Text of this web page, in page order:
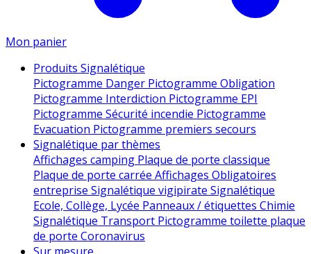
Mon panier
Produits Signalétique
Pictogramme Danger Pictogramme Obligation
Pictogramme Interdiction Pictogramme EPI
Pictogramme Sécurité incendie Pictogramme
Evacuation Pictogramme premiers secours
Signalétique par thèmes
Affichages camping Plaque de porte classique
Plaque de porte carrée Affichages Obligatoires
entreprise Signalétique vigipirate Signalétique
Ecole, Collège, Lycée Panneaux / étiquettes Chimie
Signalétique Transport Pictogramme toilette plaque
de porte Coronavirus